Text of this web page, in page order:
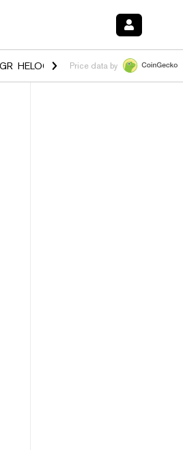
$1.032 2.95%HYPE $56.35
Price data by